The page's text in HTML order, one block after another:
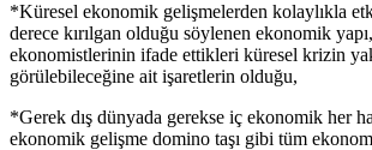
*Küresel ekonomik gelişmelerden kolaylıkla
derece kırılgan olduğu söylenen ekonomik
ekonomistlerinin ifade ettikleri küresel krizin
görülebileceğine ait işaretlerin olduğu,
*Gerek dış dünyada gerekse iç ekonomik her
ekonomik gelişme domino taşı gibi tüm